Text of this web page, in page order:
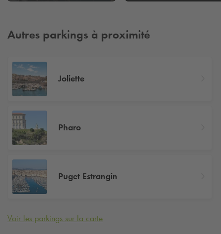
Autres parkings à proximité
Joliette
Pharo
Puget Estrangin
Voir les parkings sur la carte